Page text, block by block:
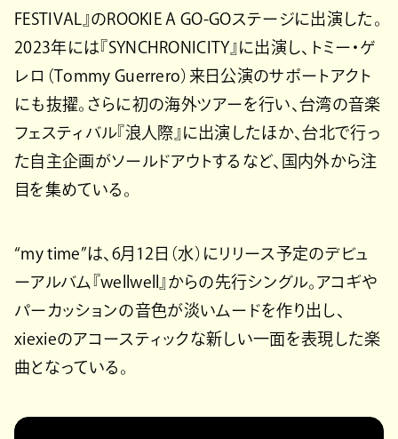
FESTIVAL』のROOKIE A GO-GOステージに出演した。
2023年には『SYNCHRONICITY』に出演し、トミー・ゲ
レロ（Tommy Guerrero）来日公演のサポートアクト
にも抜擢。さらに初の海外ツアーを行い、台湾の音楽
フェスティバル『浪人際』に出演したほか、台北で行っ
た自主企画がソールドアウトするなど、国内外から注
目を集めている。
“my time”は、6月12日（水）にリリース予定のデビュ
ーアルバム『wellwell』からの先行シングル。アコギや
パーカッションの音色が淡いムードを作り出し、
xiexieのアコースティックな新しい一面を表現した楽
曲となっている。
https://www.youtube.com/watch?